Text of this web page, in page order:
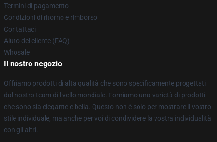
Termini di pagamento
Condizioni di ritorno e rimborso
Contattaci
Aiuto del cliente (FAQ)
Whosale
Il nostro negozio
Offriamo prodotti di alta qualità che sono specificamente progettati
dal nostro team di livello mondiale. Forniamo una varietà di prodotti
che sono sia elegante e bella. Questo non è solo per mostrare il vostro
stile individuale, ma anche per voi di condividere la vostra individualità
con gli altri.